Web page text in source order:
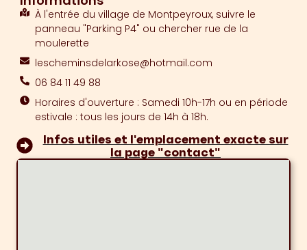
À l'entrée du village de Montpeyroux, suivre le
panneau "Parking P4" ou chercher rue de la
moulerette
lescheminsdelarkose@hotmail.com
06 84 11 49 88
Horaires d'ouverture : Samedi 10h-17h ou en période
estivale : tous les jours de 14h à 18h.
Infos utiles et l'emplacement exacte sur
la page "contact"